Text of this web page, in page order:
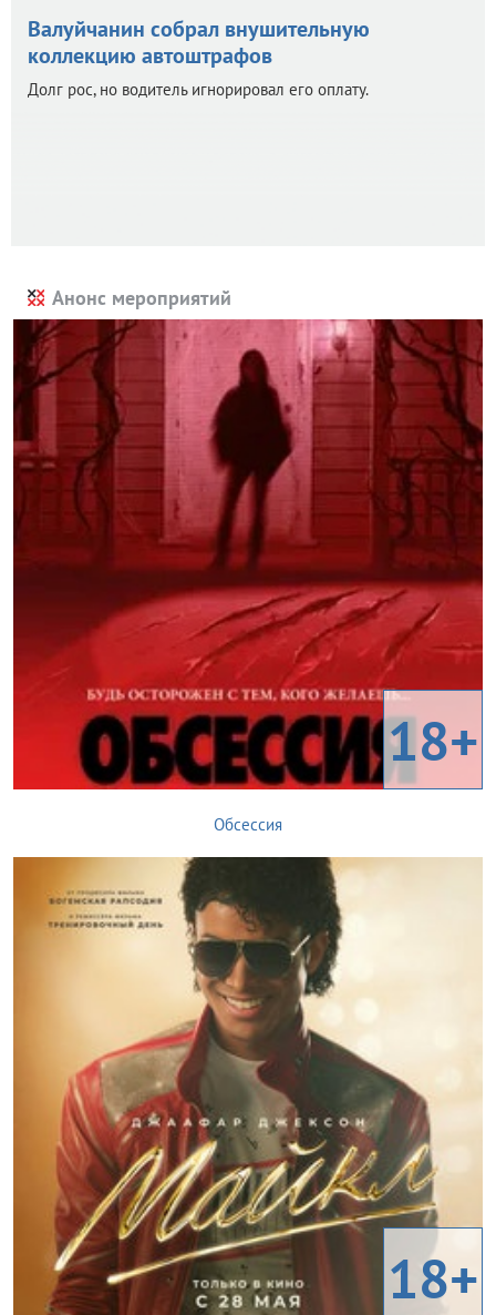
Валуйчанин собрал внушительную
коллекцию автоштрафов
Долг рос, но водитель игнорировал его оплату.
Анонс мероприятий
18+
Обсессия
18+